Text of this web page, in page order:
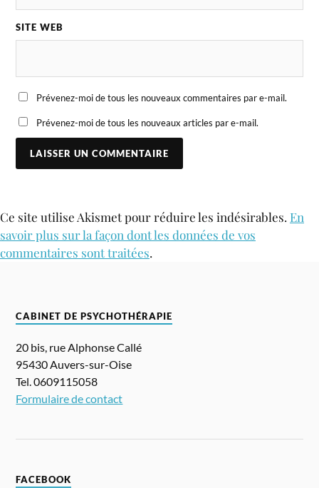
SITE WEB
Prévenez-moi de tous les nouveaux commentaires par e-mail.
Prévenez-moi de tous les nouveaux articles par e-mail.
Ce site utilise Akismet pour réduire les indésirables. En
savoir plus sur la façon dont les données de vos
commentaires sont traitées.
CABINET DE PSYCHOTHÉRAPIE
20 bis, rue Alphonse Callé
95430 Auvers-sur-Oise
Tel. 0609115058
Formulaire de contact
FACEBOOK